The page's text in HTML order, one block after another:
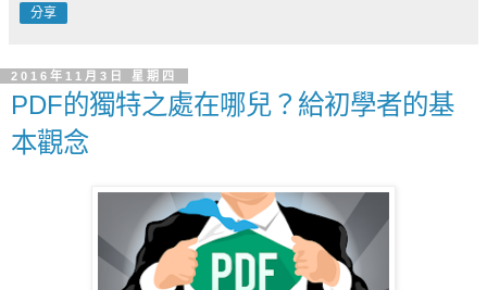
分享
2016年11月3日 星期四
PDF的獨特之處在哪兒？給初學者的基
本觀念